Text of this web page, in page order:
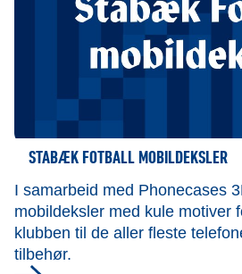
STABÆK FOTBALL MOBILDEKSLER
I samarbeid med Phonecases
mobildeksler med kule motiver
klubben til de aller fleste
tilbehør.